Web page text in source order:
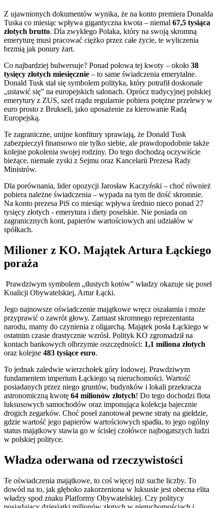
Z ujawnionych dokumentów wynika, że na konto premiera Donalda
Tuska co miesiąc wpływa gigantyczna kwota – niemal 67,5 tysiąca
złotych brutto. Dla zwykłego Polaka, który na swoją skromną
emeryturę musi pracować ciężko przez całe życie, te wyliczenia
brzmią jak ponury żart.
Co najbardziej bulwersuje? Ponad połowa tej kwoty – około 38
tysięcy złotych miesięcznie – to same świadczenia emerytalne.
Donald Tusk stał się symbolem polityka, który potrafił doskonale
„ustawić się” na europejskich salonach. Oprócz tradycyjnej polskiej
emerytury z ZUS, szef rządu regularnie pobiera potężne przelewy w
euro prosto z Brukseli, jako uposażenie za kierowanie Radą
Europejską.
Te zagraniczne, unijne konfitury sprawiają, że Donald Tusk
zabezpieczył finansowo nie tylko siebie, ale prawdopodobnie także
kolejne pokolenia swojej rodziny. Do tego dochodzą oczywiście
bieżące, niemałe zyski z Sejmu oraz Kancelarii Prezesa Rady
Ministrów.
Dla porównania, lider opozycji Jarosław Kaczyński – choć również
pobiera należne świadczenia – wypada na tym tle dość skromnie.
Na konto prezesa PiS co miesiąc wpływa średnio nieco ponad 27
tysięcy złotych - emerytura i diety poselskie. Nie posiada on
zagranicznych kont, papierów wartościowych ani udziałów w
spółkach.
Milioner z KO. Majątek Artura Łąckiego
poraża
Prawdziwym symbolem „tłustych kotów” władzy okazuje się poseł
Koalicji Obywatelskiej, Artur Łącki.
Jego najnowsze oświadczenie majątkowe wręcz oszałamia i może
przyprawić o zawrót głowy. Zamiast skromnego reprezentanta
narodu, mamy do czynienia z oligarchą. Majątek posła Łąckiego w
ostatnim czasie drastycznie wzrósł. Polityk KO zgromadził na
kontach bankowych olbrzymie oszczędności: 1,1 miliona złotych
oraz kolejne 483 tysiące euro.
To jednak zaledwie wierzchołek góry lodowej. Prawdziwym
fundamentem imperium Łąckiego są nieruchomości. Wartość
posiadanych przez niego gruntów, budynków i lokali przekracza
astronomiczną kwotę 64 milionów złotych! Do tego dochodzi flota
luksusowych samochodów oraz imponująca kolekcja bajecznie
drogich zegarków. Choć poseł zanotował pewne straty na giełdzie,
gdzie wartość jego papierów wartościowych spadła, to jego ogólny
status majątkowy stawia go w ścisłej czołówce najbogatszych ludzi
w polskiej polityce.
Władza oderwana od rzeczywistości
Te oświadczenia majątkowe, to coś więcej niż suche liczby. To
dowód na to, jak głęboko zakorzeniona w luksusie jest obecna elita
władzy spod znaku Platformy Obywatelskiej. Czy politycy